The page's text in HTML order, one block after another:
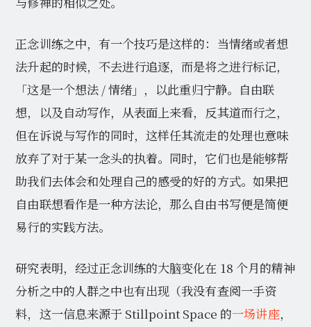
正念训练之中，有一个技巧是这样的：当情绪或者想
法升起的时候，不去进行追逐，而是将之进行标记，
「这是一个想法 / 情绪」，以此重归宁静。自由联
想，以及自动写作，从表面上来看，反其道而行之，
但在诉说与写作的同时，这样任其流走的处理也意味
放弃了对于某一念头的执着。同时，它们也是能够帮
助我们去体会和处理自己的感受的好的方式。如果把
自由联想看作是一种方法论，那么自由书写便是简便
易行的实践方法。
研究表明，经过正念训练的大脑变化在 18 个月的精神
分析之中的人群之中也有出现（我没有查阅一手资
料，这一信息来源于 Stillpoint Space 的一场讲座，